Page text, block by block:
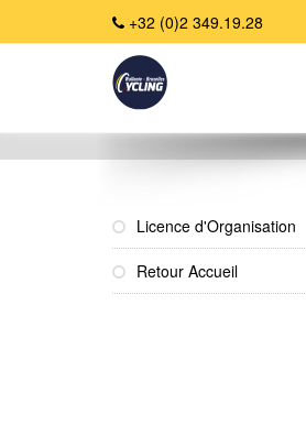
+32 (0)2 349.19.28
Licence d'Organisation
Retour Accueil